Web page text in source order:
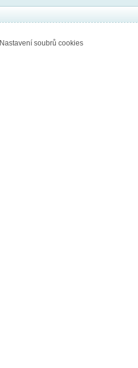
Nastavení soubrů cookies